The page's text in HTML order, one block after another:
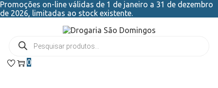
Promoções on-line válidas de 1 de janeiro a 31 de dezembro
de 2026, limitadas ao stock existente.
0